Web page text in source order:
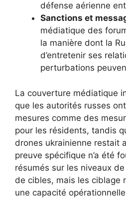
défense aérienne
Sanctions et
médiatique des
la manière dont la
d’entretenir ses
perturbations
La couverture médiatique
que les autorités russes
mesures comme des
pour les résidents, tandis
drones ukrainienne restait
preuve spécifique n’a été
résumés sur les niveaux
de cibles, mais les ciblage
une capacité